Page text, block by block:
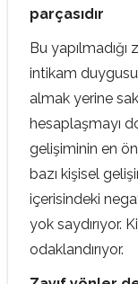
parçasıdır
Bu
intikam duygusu
almak yerine
hesaplaşmayı
gelişiminin en
bazı kişisel
içerisindeki
yok saydırıyor.
odaklandırıyor.